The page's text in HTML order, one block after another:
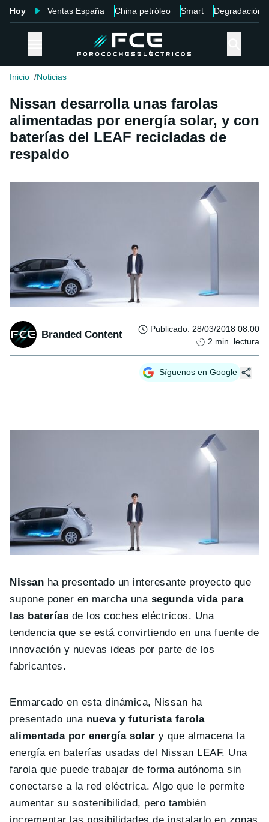
Hoy Ventas España China petróleo Smart Degradación
Inicio Noticias
Nissan desarrolla unas farolas
alimentadas por energía solar, y con
baterías del LEAF recicladas de
respaldo
Branded Content Publicado: 28/03/2018 08:00
2 min. lectura
Síguenos en Google
Nissan ha presentado un interesante proyecto que
supone poner en marcha una segunda vida para
las baterías de los coches eléctricos. Una
tendencia que se está convirtiendo en una fuente de
innovación y nuevas ideas por parte de los
fabricantes.
Enmarcado en esta dinámica, Nissan ha
presentado una nueva y futurista farola
alimentada por energía solar y que almacena la
energía en baterías usadas del Nissan LEAF. Una
farola que puede trabajar de forma autónoma sin
conectarse a la red eléctrica. Algo que le permite
aumentar su sostenibilidad, pero también